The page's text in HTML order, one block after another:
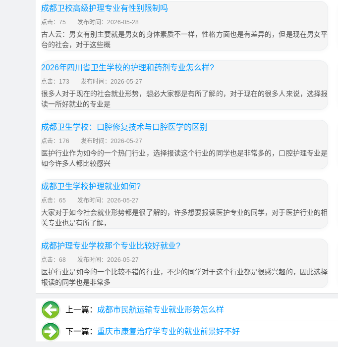
成都卫校高级护理专业有性别限制吗
点击：75 发布时间：2026-05-28
古人云：男女有别主要就是男女的身体素质不一样，性格方面也是有差异的，但是现在男女平
台的社会，对于这些概
2026年四川省卫生学校的护理和药剂专业怎么样?
点击：173 发布时间：2026-05-27
很多人对于现在的社会就业形势，想必大家都是有所了解的，对于现在的很多人来说，选择报
读一所好就业的专业是
成都卫生学校：口腔修复技术与口腔医学的区别
点击：176 发布时间：2026-05-27
医护行业作为如今的一个热门行业，选择报读这个行业的同学也是非常多的，口腔护理专业是
如今许多人都比较感兴
成都卫生学校护理就业如何?
点击：65 发布时间：2026-05-27
大家对于如今社会就业形势都是很了解的，许多想要报读医护专业的同学，对于医护行业的相
关专业也是有所了解，
成都护理专业学校那个专业比较好就业?
点击：68 发布时间：2026-05-27
医护行业是如今的一个比较不错的行业，不少的同学对于这个行业都是很感兴趣的，因此选择
报读的同学也是非常多
上一篇： 成都市民航运输专业就业形势怎么样
下一篇： 重庆市康复治疗学专业的就业前景好不好